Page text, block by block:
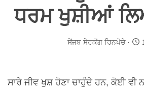
ਧਰਮ ਖੁਸ਼ੀਆਂ
ਸੇਂਜਬ ਸੇਰਕੋਂਗ ਰਿਨਪੋਚੇ
ਸਾਰੇ ਜੀਵ ਖੁਸ਼ ਹੋਣਾ ਚਾਹੁੰਦੇ ਹਨ, ਕੋਈ ਵੀ